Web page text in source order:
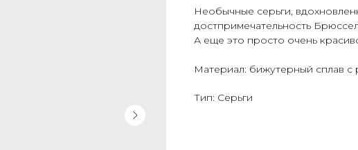
Необычные серьги,
достпримечательность
А еще это просто очень
Материал: бижутерный сплав
Тип: Серьги